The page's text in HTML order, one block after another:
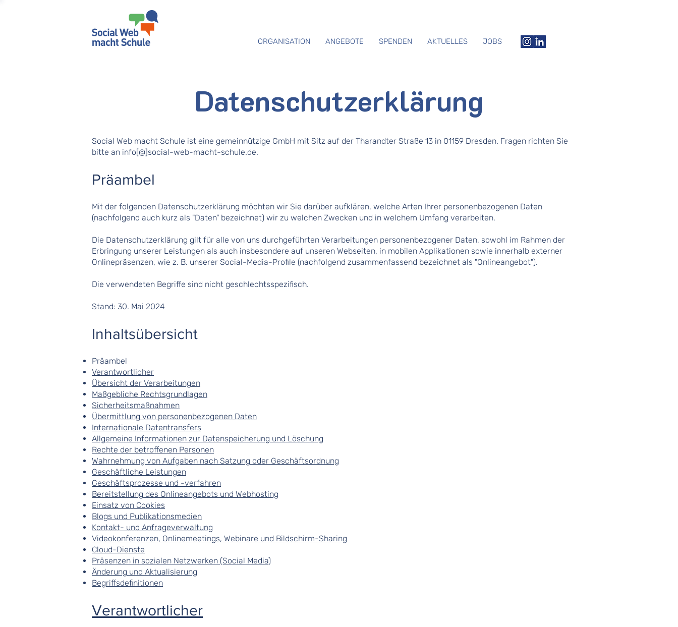
ORGANISATION ANGEBOTE SPENDEN AKTUELLES JOBS
Datenschutzerklärung
Social Web macht Schule ist eine gemeinnützige GmbH mit Sitz auf der Tharandter Straße 13 in 01159 Dresden. Fragen richten Sie
bitte an info[@]social-web-macht-schule.de.
Präambel
Mit der folgenden Datenschutzerklärung möchten wir Sie darüber aufklären, welche Arten Ihrer personenbezogenen Daten
(nachfolgend auch kurz als "Daten" bezeichnet) wir zu welchen Zwecken und in welchem Umfang verarbeiten.
Die Datenschutzerklärung gilt für alle von uns durchgeführten Verarbeitungen personenbezogener Daten, sowohl im Rahmen der
Erbringung unserer Leistungen als auch insbesondere auf unseren Webseiten, in mobilen Applikationen sowie innerhalb externer
Onlinepräsenzen, wie z. B. unserer Social-Media-Profile (nachfolgend zusammenfassend bezeichnet als "Onlineangebot").
Die verwendeten Begriffe sind nicht geschlechtsspezifisch.
Stand: 30. Mai 2024
Inhaltsübersicht
Präambel
Verantwortlicher
Übersicht der Verarbeitungen
Maßgebliche Rechtsgrundlagen
Sicherheitsmaßnahmen
Übermittlung von personenbezogenen Daten
Internationale Datentransfers
Allgemeine Informationen zur Datenspeicherung und Löschung
Rechte der betroffenen Personen
Wahrnehmung von Aufgaben nach Satzung oder Geschäftsordnung
Geschäftliche Leistungen
Geschäftsprozesse und -verfahren
Bereitstellung des Onlineangebots und Webhosting
Einsatz von Cookies
Blogs und Publikationsmedien
Kontakt- und Anfrageverwaltung
Videokonferenzen, Onlinemeetings, Webinare und Bildschirm-Sharing
Cloud-Dienste
Präsenzen in sozialen Netzwerken (Social Media)
Änderung und Aktualisierung
Begriffsdefinitionen
Verantwortlicher